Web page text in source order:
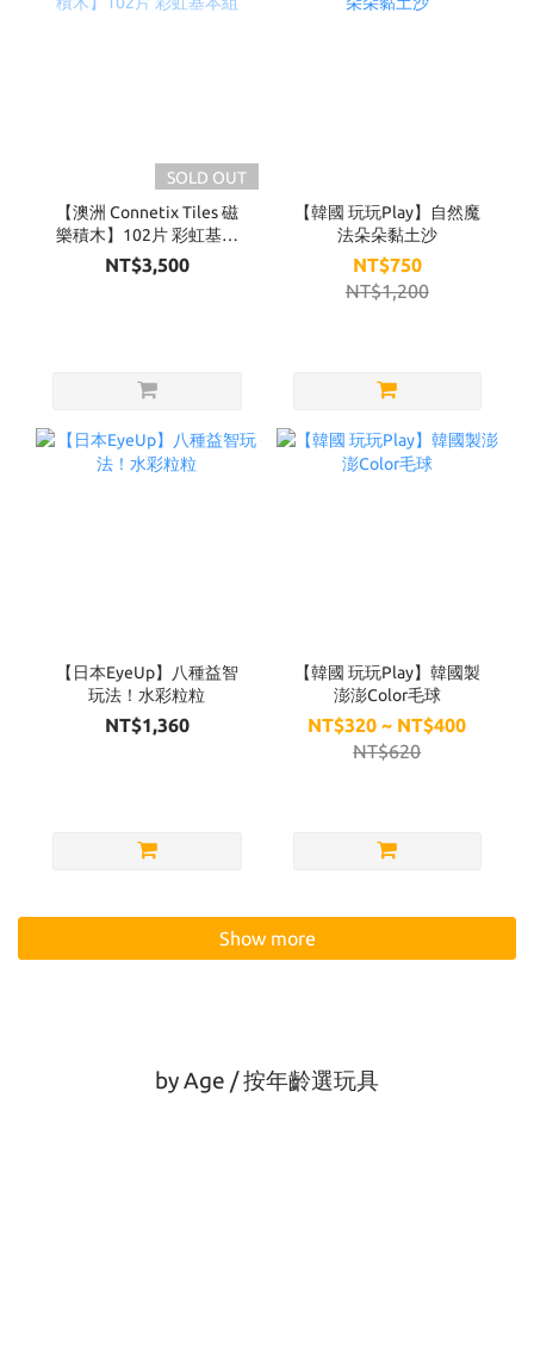
SOLD OUT
【澳洲 Connetix Tiles 磁
樂積木】102片 彩虹基本
組
NT$3,500
【韓國 玩玩Play】自然魔
法朵朵黏土沙
NT$750
NT$1,200
【日本EyeUp】八種益智
玩法！水彩粒粒
NT$1,360
【韓國 玩玩Play】韓國製
澎澎Color毛球
NT$320 ~ NT$400
NT$620
Show more
by Age / 按年齡選玩具